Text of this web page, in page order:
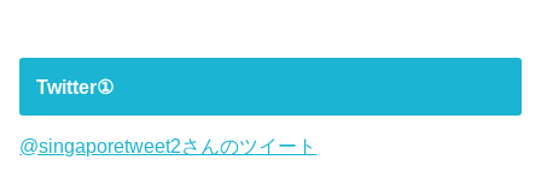
Twitter①
@singaporetweet2さんのツイート